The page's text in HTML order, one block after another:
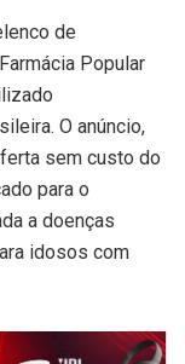
de
Popular
O anúncio,
sem custo do
para o
a doenças
idosos com